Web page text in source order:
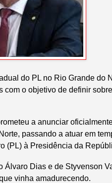
do PL no Rio Grande do
o objetivo de definir
a anunciar
passando a atuar em
(PL) à Presidência da
Álvaro Dias e de Styvenson
vinha amadurecendo.